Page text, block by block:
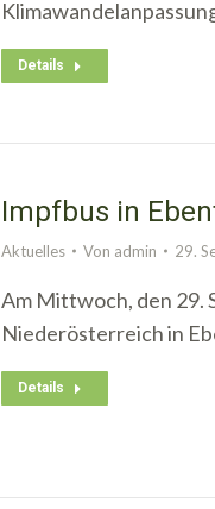
Details
Impfbus in
Aktuelles Von admin 29.
Am Mittwoch, den 29.
Niederösterreich in
Details